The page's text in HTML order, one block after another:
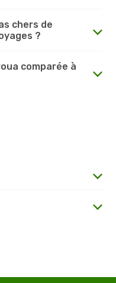
chers de
?
comparée à